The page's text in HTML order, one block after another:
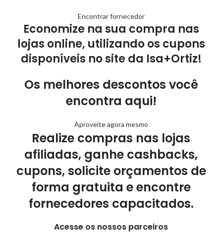
Encontrar fornecedor
Economize na sua compra nas
lojas online, utilizando os cupons
disponíveis no site da Isa+Ortiz!
Os melhores descontos você
encontra aqui!
Aproveite agora mesmo
Realize compras nas lojas
afiliadas, ganhe cashbacks,
cupons, solicite orçamentos de
forma gratuita e encontre
fornecedores capacitados.
Acesse os nossos parceiros